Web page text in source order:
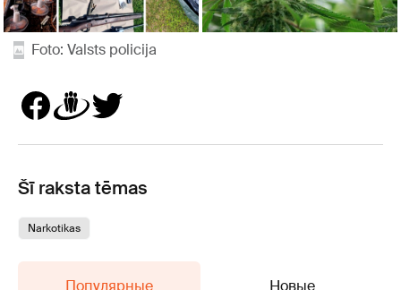
Foto: Valsts policija
Šī raksta tēmas
Narkotikas
Популярные Новые